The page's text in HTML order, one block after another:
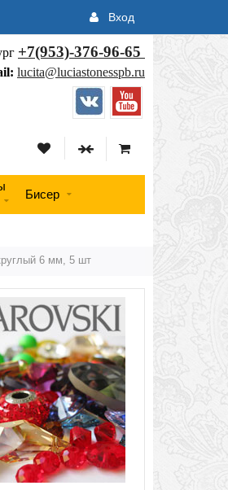
Вход
+7(953)-376-96-65
lucita@luciastonesspb.ru
Бисер
6 мм, 5 шт